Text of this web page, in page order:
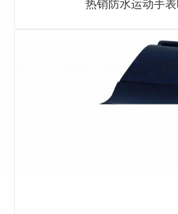
热销防水运动手